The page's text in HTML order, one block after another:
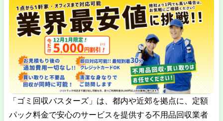
「ゴミ回収バスターズ」は、都内や近郊を拠点に、定額
パック料金で安心のサービスを提供する不用品回収業者